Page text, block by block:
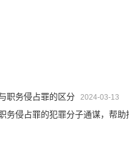
职务侵占罪的区分 2024-03-13
务侵占罪的犯罪分子通谋，帮